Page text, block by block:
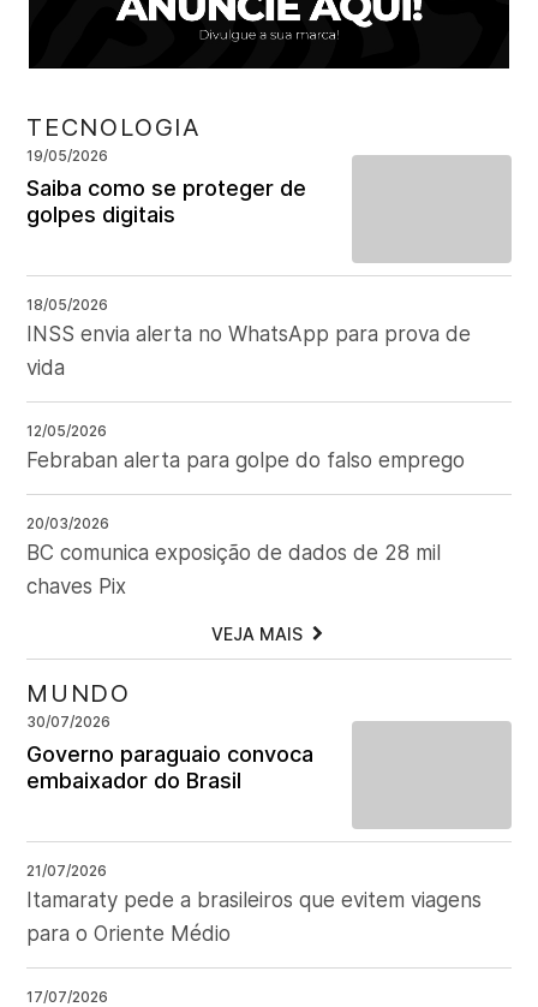
TECNOLOGIA
19/05/2026
Saiba como se proteger de
golpes digitais
18/05/2026
INSS envia alerta no WhatsApp para prova de
vida
12/05/2026
Febraban alerta para golpe do falso emprego
20/03/2026
BC comunica exposição de dados de 28 mil
chaves Pix
VEJA MAIS
MUNDO
30/07/2026
Governo paraguaio convoca
embaixador do Brasil
21/07/2026
Itamaraty pede a brasileiros que evitem viagens
para o Oriente Médio
17/07/2026